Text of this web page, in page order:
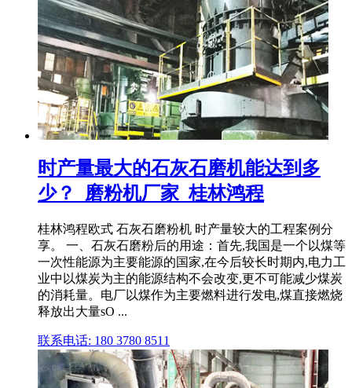
时产量最大的石灰石磨机能达到多
少？_磨粉机厂家_桂林鸿程
桂林鸿程欧式 石灰石磨粉机 时产量较大的工程案例分
享。 一、石灰石磨粉后的用途：首先,我国是一个以煤等
一次性能源为主要能源的国家,在今后较长时期内,电力工
业中以煤炭为主的能源结构不会改变,更不可能减少煤炭
的消耗量。电厂以煤作为主要燃料进行发电,煤直接燃烧
释放出大量sO ...
联系电话: 180 3780 8511